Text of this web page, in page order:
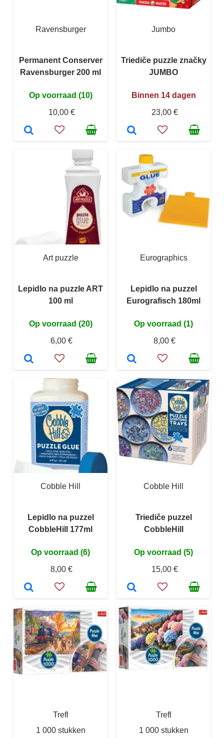
Ravensburger
Permanent Conserver
Ravensburger 200 ml
Op voorraad (10)
10,00 €
Jumbo
Triediče puzzle značky
JUMBO
Binnen 14 dagen
23,00 €
Art puzzle
Lepidlo na puzzle ART
100 ml
Op voorraad (20)
6,00 €
Eurographics
Lepidlo na puzzel
Eurografisch 180ml
Op voorraad (1)
8,00 €
Cobble Hill
Lepidlo na puzzel
CobbleHill 177ml
Op voorraad (6)
8,00 €
Cobble Hill
Triediče puzzel
CobbleHill
Op voorraad (5)
15,00 €
Trefl
1 000 stukken
Trefl
1 000 stukken